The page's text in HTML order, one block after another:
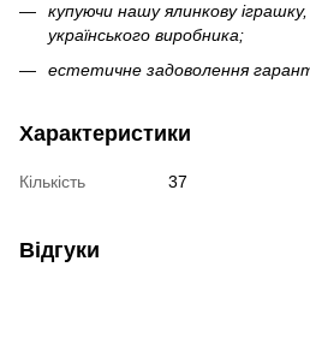
купуючи нашу ялинкову
українського виробника;
естетичне задоволення
Характеристики
Кількість 37
Відгуки